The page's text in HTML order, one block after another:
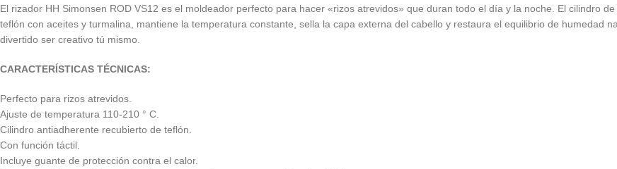
El rizador HH Simonsen ROD VS12 es el moldeador perfecto para hacer «rizos atrevidos» que duran todo el día y la noche. El cilindro
teflón con aceites y turmalina, mantiene la temperatura constante, sella la capa externa del cabello y restaura el equilibrio de humedad
divertido ser creativo tú mismo.
CARACTERÍSTICAS TÉCNICAS:
Perfecto para rizos atrevidos.
Ajuste de temperatura 110-210 ° C.
Cilindro antiadherente recubierto de teflón.
Con función táctil.
Incluye guante de protección contra el calor.